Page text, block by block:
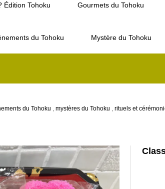
Édition Tohoku Gourmets du Tohoku
du Tohoku Mystère du Tohoku
du Tohoku , mystères du Tohoku , rituels et